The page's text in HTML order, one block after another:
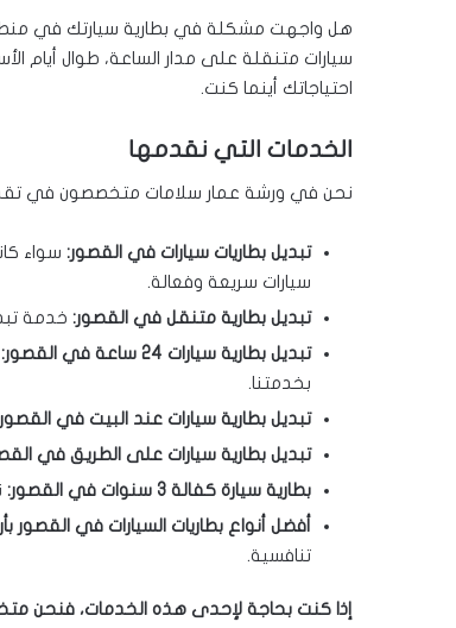
هل واجهت مشكلة في بطارية سيارتك في
سيارات متنقلة على مدار الساعة، طوال أيام
احتياجاتك أينما كنت.
الخدمات التي نقدمها
نحن في ورشة عمار سلامات متخصصون في
تبديل بطاريات سيارات في القصور: سواء
سيارات سريعة وفعالة.
تبديل بطارية متنقل في القصور: خدمة تبديل
تبديل بطارية سيارات 24 ساعة في القصور:
بخدمتنا.
تبديل بطارية سيارات عند البيت في
تبديل بطارية سيارات على الطريق في
بطارية سيارة كفالة 3 سنوات في القصور:
أفضل أنواع بطاريات السيارات في القصور
تنافسية.
إذا كنت بحاجة لإحدى هذه الخدمات، فنحن